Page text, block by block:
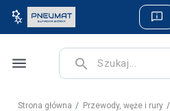
menu search
Strona główna Przewody, węże i rury